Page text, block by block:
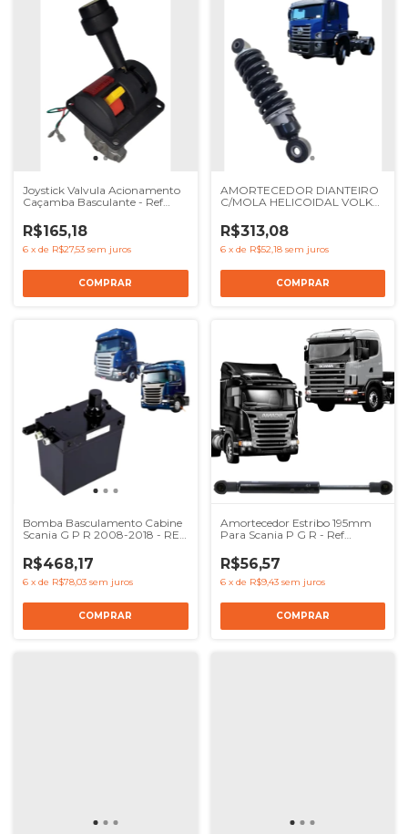
Joystick Valvula Acionamento
Caçamba Basculante - Ref
R$165,18
6 x de R$27,53 sem juros
AMORTECEDOR DIANTEIRO
C/MOLA HELICOIDAL VOLKS
2T2899515
R$313,08
6 x de R$52,18 sem juros
Bomba Basculamento Cabine
Scania G P R 2008-2018 - REF
R$468,17
6 x de R$78,03 sem juros
Amortecedor Estribo 195mm
Para Scania P G R - Ref
R$56,57
6 x de R$9,43 sem juros